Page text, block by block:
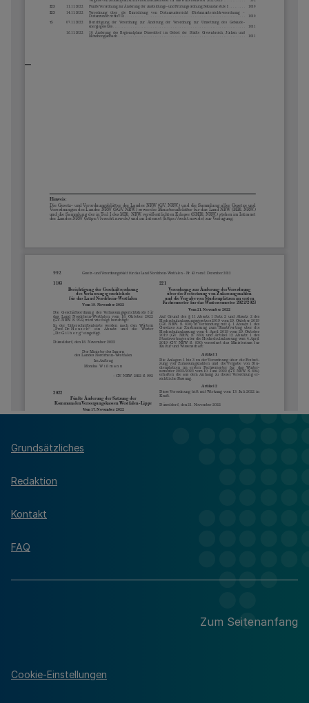
Grundsätzliches
Redaktion
Kontakt
FAQ
Zum Seitenanfang
Cookie-Einstellungen